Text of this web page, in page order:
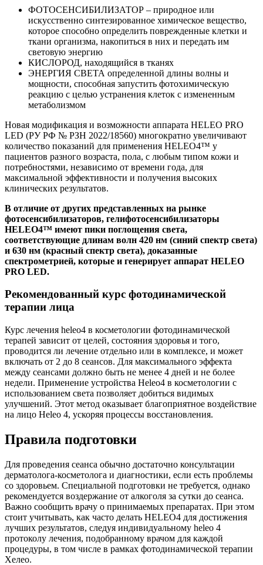
ФОТОСЕНСИБИЛИЗАТОР – природное или
искусственно синтезированное химическое вещество,
которое способно определить поврежденные клетки и
ткани организма, накопиться в них и передать им
световую энергию
КИСЛОРОД, находящийся в тканях
ЭНЕРГИЯ СВЕТА определенной длины волны и
мощности, способная запустить фотохимическую
реакцию с целью устранения клеток с измененным
метаболизмом
Новая модификация и возможности аппарата HELEO PRO
LED (РУ РФ № РЗН 2022/18560) многократно увеличивают
количество показаний для применения HELEO4™ у
пациентов разного возраста, пола, с любым типом кожи и
потребностями, независимо от времени года, для
максимальной эффективности и получения высоких
клинических результатов.
В отличие от других представленных на рынке
фотосенсибилизаторов, гелифотосенсибилизаторы
HELEO4™ имеют пики поглощения света,
соответствующие длинам волн 420 нм (синий спектр света)
и 630 нм (красный спектр света), доказанные
спектрометрией, которые и генерирует аппарат HELEO
PRO LED.
Рекомендованный курс фотодинамической
терапии лица
Курс лечения heleo4 в косметологии фотодинамической
терапей зависит от целей, состояния здоровья и того,
проводится ли лечение отдельно или в комплексе, и может
включать от 2 до 8 сеансов. Для максимального эффекта
между сеансами должно быть не менее 4 дней и не более
недели. Применение устройства Heleo4 в косметологии с
использованием света позволяет добиться видимых
улучшений. Этот метод оказывает благоприятное воздействие
на лицо Heleo 4, ускоряя процессы восстановления.
Правила подготовки
Для проведения сеанса обычно достаточно консультации
дерматолога-косметолога и диагностики, если есть проблемы
со здоровьем. Специальной подготовки не требуется, однако
рекомендуется воздержание от алкоголя за сутки до сеанса.
Важно сообщить врачу о принимаемых препаратах. При этом
стоит учитывать, как часто делать HELEO4 для достижения
лучших результатов, следуя индивидуальному heleo 4
протоколу лечения, подобранному врачом для каждой
процедуры, в том числе в рамках фотодинамической терапии
Хелео.